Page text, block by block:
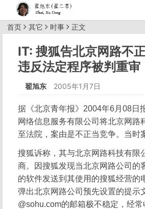
首页 其它 时事 正文
IT: 搜狐告北京网路不
违反法定程序被判重审
翟旭东 2005年1月7日
据《北京青年报》2004年6月08日
网络信息服务有限公司将北京网路
至法院，案由是不正当竞争。当时
搜狐诉称，其与北京网路科技有限
商。因搜狐发现当北京网路公司的
的软件发送到其使用的搜狐经营的
弹出北京网路公司预先设置的提示
@sohu.com的邮箱极不稳定，经